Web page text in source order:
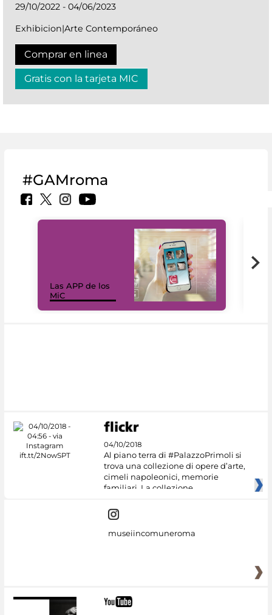
29/10/2022 - 04/06/2023
Exhibicion|Arte Contemporáneo
Comprar en linea
Gratis con la tarjeta MIC
#GAMroma
Las APP de los
MiC
04/10/2018
Al piano terra di #PalazzoPrimoli si
trova una collezione di opere d’arte,
cimeli napoleonici, memorie
familiari. La collezione
museiincomuneroma